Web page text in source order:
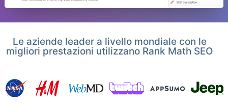
Le aziende leader a livello mondiale con le
migliori prestazioni utilizzano Rank Math SEO